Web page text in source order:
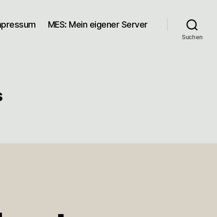
MES: Mein eigener Server
Suchen